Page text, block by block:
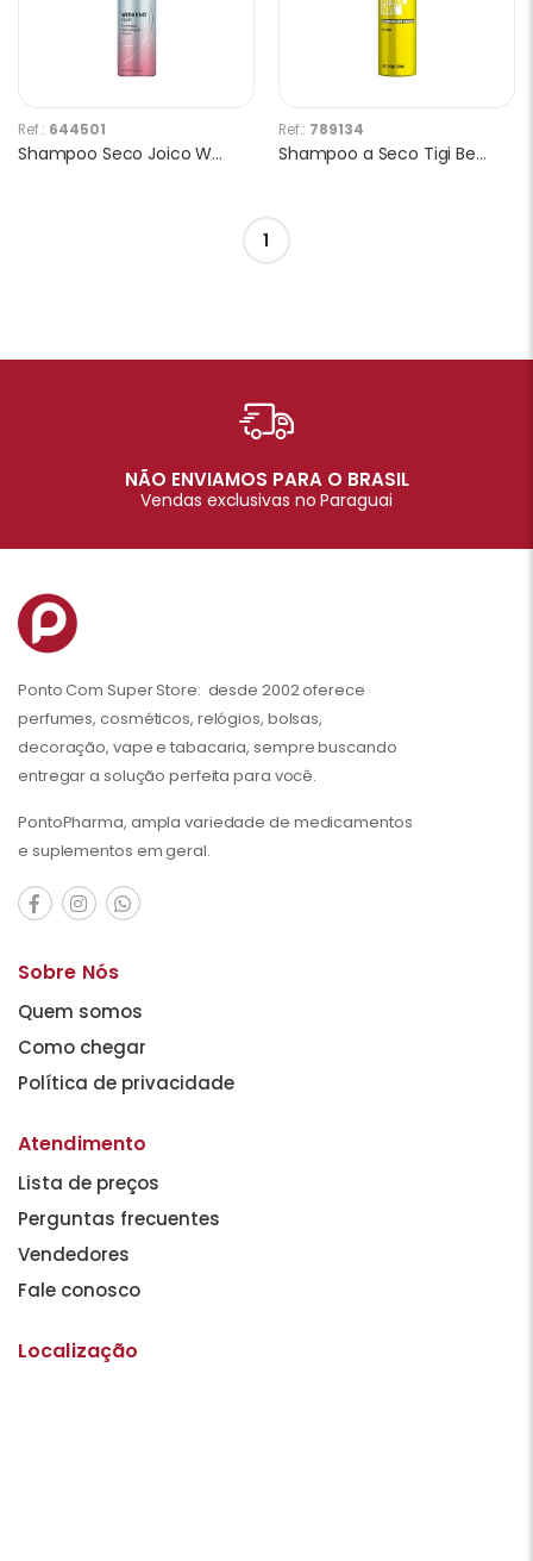
Ref.: 644501
Shampoo Seco Joico Weekend Hair 255ml
Ref.: 789134
Shampoo a Seco Tigi Bed Head Oh Bee Hive 238ml
1
NÃO ENVIAMOS PARA O BRASIL
Vendas exclusivas no Paraguai
Ponto Com Super Store: desde 2002 oferece
perfumes, cosméticos, relógios, bolsas,
decoração, vape e tabacaria, sempre buscando
entregar a solução perfeita para você.
PontoPharma, ampla variedade de medicamentos
e suplementos em geral.
Sobre Nós
Quem somos
Como chegar
Política de privacidade
Atendimento
Lista de preços
Perguntas frecuentes
Vendedores
Fale conosco
Localização